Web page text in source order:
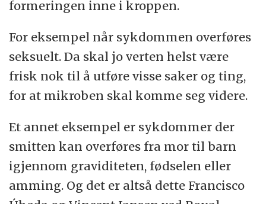
formeringen inne i kroppen.
For eksempel når sykdommen overføres
seksuelt. Da skal jo verten helst være
frisk nok til å utføre visse saker og ting,
for at mikroben skal komme seg videre.
Et annet eksempel er sykdommer der
smitten kan overføres fra mor til barn
igjennom graviditeten, fødselen eller
amming. Og det er altså dette Francisco